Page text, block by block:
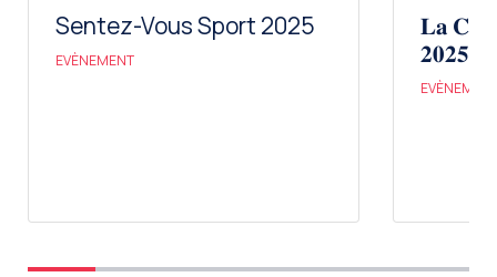
Sentez-Vous Sport 2025
EVÈNEMENT
𝐋𝐚
𝟐𝟎𝟐𝟓